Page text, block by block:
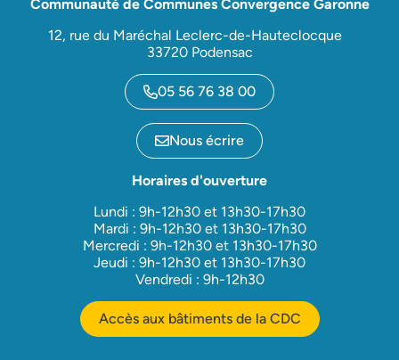
Communauté de Communes Convergence Garonne
12, rue du Maréchal Leclerc-de-Hauteclocque
33720 Podensac
05 56 76 38 00
Nous écrire
Horaires d'ouverture
Lundi : 9h-12h30 et 13h30-17h30
Mardi : 9h-12h30 et 13h30-17h30
Mercredi : 9h-12h30 et 13h30-17h30
Jeudi : 9h-12h30 et 13h30-17h30
Vendredi : 9h-12h30
Accès aux bâtiments de la CDC